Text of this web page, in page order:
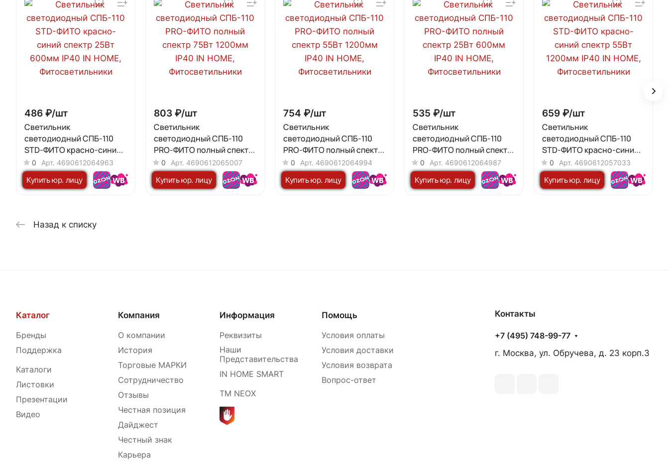
486 ₽/шт
Светильник
светодиодный СПБ-110
STD-ФИТО красно-синий
спектр 25Вт 600мм IP40 IN
HOME
0 Арт. 4690612064963
Купить юр. лицу
803 ₽/шт
Светильник
светодиодный СПБ-110
PRO-ФИТО полный спектр
75Вт 1200мм IP40 IN HOME
0 Арт. 4690612065007
Купить юр. лицу
754 ₽/шт
Светильник
светодиодный СПБ-110
PRO-ФИТО полный спектр
55Вт 1200мм IP40 IN HOME
0 Арт. 4690612064994
Купить юр. лицу
535 ₽/шт
Светильник
светодиодный СПБ-110
PRO-ФИТО полный спектр
25Вт 600мм IP40 IN HOME
0 Арт. 4690612064987
Купить юр. лицу
659 ₽/шт
Светильник
светодиодный СПБ-110
STD-ФИТО красно-синий
спектр 55Вт 1200мм IP40 IN
HOME
0 Арт. 4690612057033
Купить юр. лицу
Назад к списку
Каталог
Бренды
Поддержка
Каталоги
Листовки
Презентации
Видео
Компания
О компании
История
Торговые МАРКИ
Сотрудничество
Отзывы
Честная позиция
Дайджест
Честный знак
Карьера
Информация
Реквизиты
Наши
Представительства
IN HOME SMART
ТМ NEOX
Помощь
Условия оплаты
Условия доставки
Условия возврата
Вопрос-ответ
Контакты
+7 (495) 748-99-77
г. Москва, ул. Обручева, д. 23 корп.3